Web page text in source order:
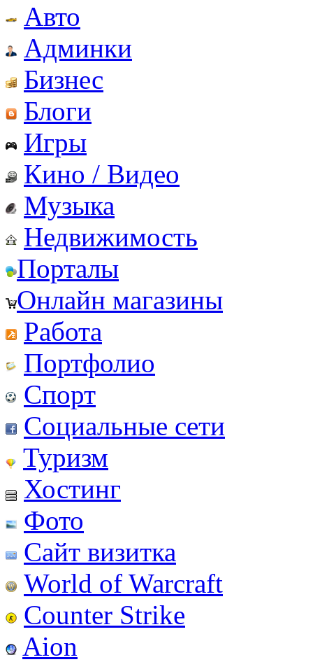
Авто
Админки
Бизнес
Блоги
Игры
Кино / Видео
Музыка
Недвижимость
Порталы
Онлайн магазины
Работа
Портфолио
Спорт
Социальные сети
Туризм
Хостинг
Фото
Сайт визитка
World of Warcraft
Counter Strike
Aion